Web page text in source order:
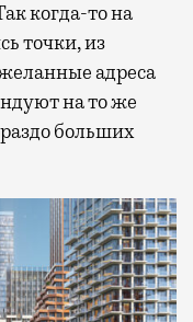
когда-то на
точки, из
адреса
на то же
больших